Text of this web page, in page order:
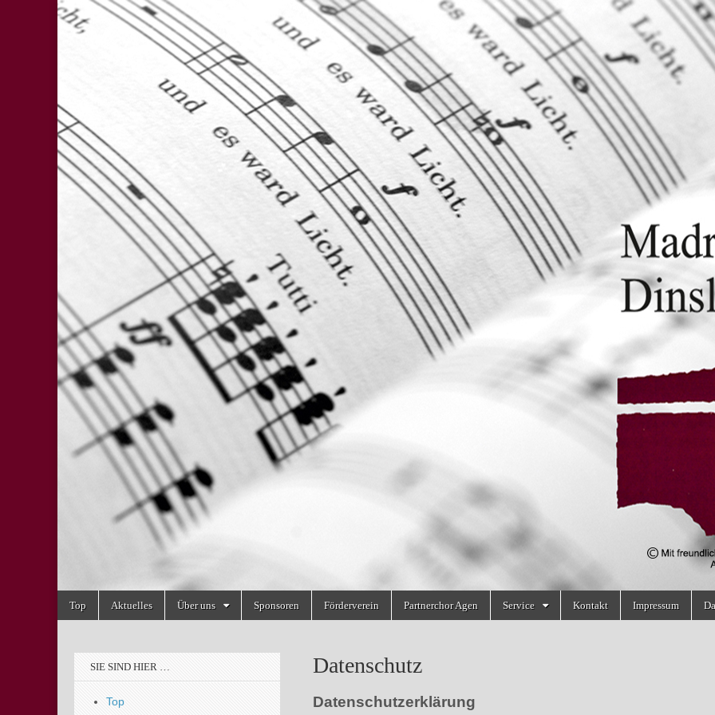
Madrigalchor
Dinslaken
Main
menu
Top Aktuelles Über uns Sponsoren Förderverein Partnerchor Agen Service Kontakt Impressum
Datenschutz
Datenschutzerklärung
SIE SIND HIER …
Top